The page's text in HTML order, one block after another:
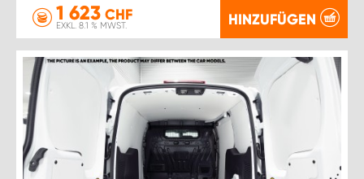
1 623 CHF
EXKL. 8.1 % MWST. HINZUFÜGEN